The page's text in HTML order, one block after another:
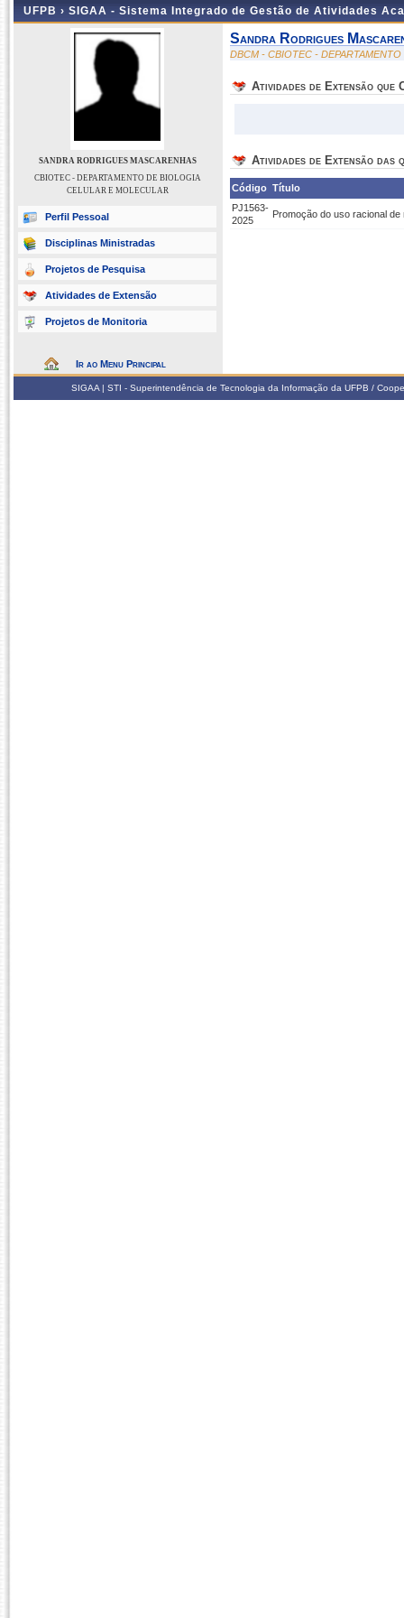
UFPB › SIGAA - Sistema Integrado de Gestão de Atividades
SANDRA RODRIGUES MASCARENHAS
CBIOTEC - DEPARTAMENTO DE BIOLOGIA
CELULAR E MOLECULAR
Perfil Pessoal
Disciplinas Ministradas
Projetos de Pesquisa
Atividades de Extensão
Projetos de Monitoria
Ir ao Menu Principal
Sandra Rodrigues
DBCM - CBIOTEC -
Atividades de Extensão que
Atividades de Extensão das
Código Título
PJ1563-
2025
Promoção do uso racional
SIGAA | STI - Superintendência de Tecnologia da Informação da UFPB /